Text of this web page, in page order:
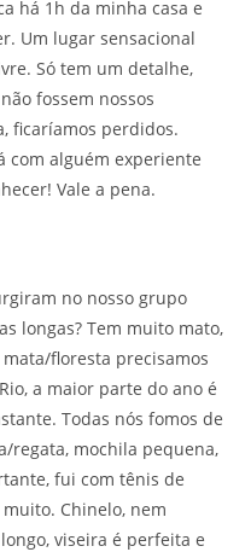
há 1h da minha casa e
Um lugar sensacional
Só tem um detalhe,
fossem nossos
ficaríamos perdidos.
com alguém experiente
Vale a pena.
no nosso grupo
longas? Tem muito mato,
floresta precisamos
a maior parte do ano é
Todas nós fomos de
regata, mochila pequena,
fui com tênis de
Chinelo, nem
viseira é perfeita e